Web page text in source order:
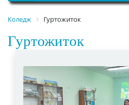
Коледж Гуртожиток
Гуртожиток